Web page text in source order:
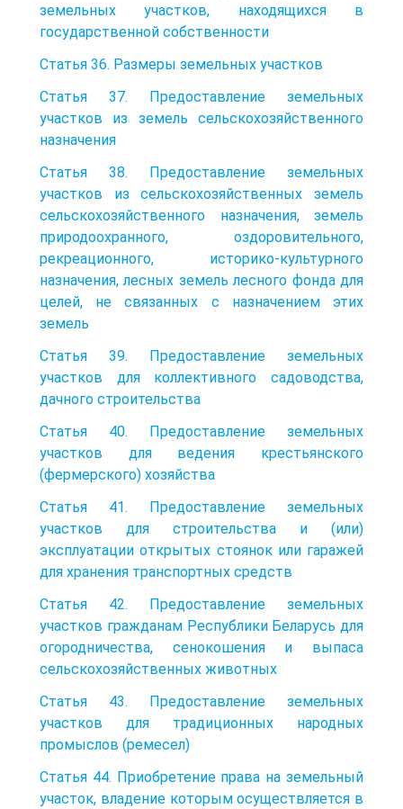
земельных участков, находящихся в
государственной собственности
Статья 36. Размеры земельных участков
Статья 37. Предоставление земельных
участков из земель сельскохозяйственного
назначения
Статья 38. Предоставление земельных
участков из сельскохозяйственных земель
сельскохозяйственного назначения, земель
природоохранного, оздоровительного,
рекреационного, историко-культурного
назначения, лесных земель лесного фонда для
целей, не связанных с назначением этих
земель
Статья 39. Предоставление земельных
участков для коллективного садоводства,
дачного строительства
Статья 40. Предоставление земельных
участков для ведения крестьянского
(фермерского) хозяйства
Статья 41. Предоставление земельных
участков для строительства и (или)
эксплуатации открытых стоянок или гаражей
для хранения транспортных средств
Статья 42. Предоставление земельных
участков гражданам Республики Беларусь для
огородничества, сенокошения и выпаса
сельскохозяйственных животных
Статья 43. Предоставление земельных
участков для традиционных народных
промыслов (ремесел)
Статья 44. Приобретение права на земельный
участок, владение которым осуществляется в